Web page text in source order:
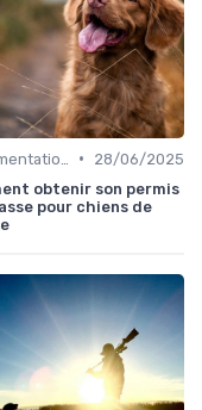
•
28/06/2025
obtenir son permis
pour chiens de